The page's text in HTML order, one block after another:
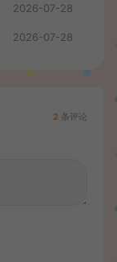
2026-07-28
2026-07-28
2 条评论